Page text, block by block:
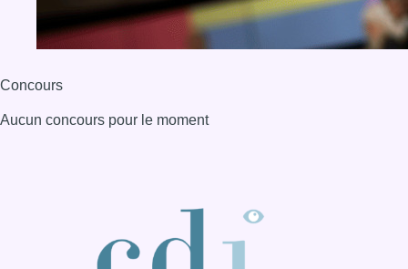
Concours
Aucun concours pour le moment